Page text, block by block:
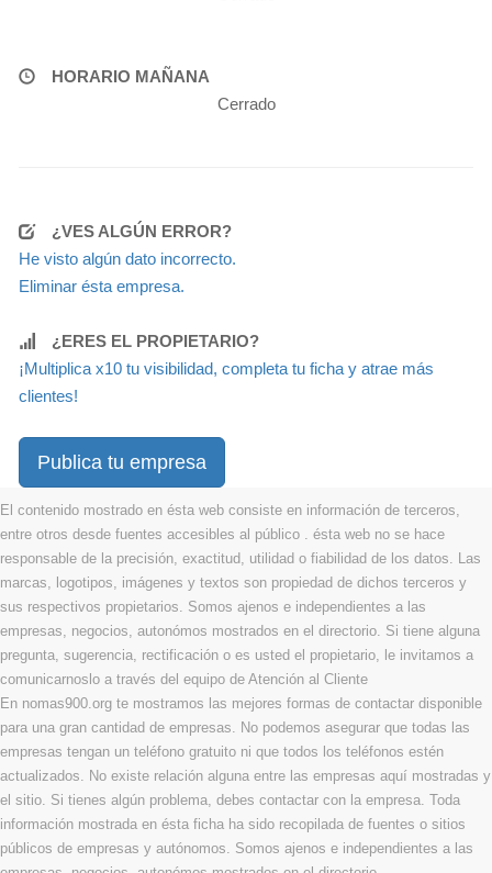
HORARIO MAÑANA
Cerrado
¿VES ALGÚN ERROR?
He visto algún dato incorrecto.
Eliminar ésta empresa.
¿ERES EL PROPIETARIO?
¡Multiplica x10 tu visibilidad, completa tu ficha y atrae más
clientes!
Publica tu empresa
El contenido mostrado en ésta web consiste en información de terceros,
entre otros desde fuentes accesibles al público . ésta web no se hace
responsable de la precisión, exactitud, utilidad o fiabilidad de los datos. Las
marcas, logotipos, imágenes y textos son propiedad de dichos terceros y
sus respectivos propietarios. Somos ajenos e independientes a las
empresas, negocios, autonómos mostrados en el directorio. Si tiene alguna
pregunta, sugerencia, rectificación o es usted el propietario, le invitamos a
comunicarnoslo a través del equipo de Atención al Cliente
En nomas900.org te mostramos las mejores formas de contactar disponible
para una gran cantidad de empresas. No podemos asegurar que todas las
empresas tengan un teléfono gratuito ni que todos los teléfonos estén
actualizados. No existe relación alguna entre las empresas aquí mostradas y
el sitio. Si tienes algún problema, debes contactar con la empresa. Toda
información mostrada en ésta ficha ha sido recopilada de fuentes o sitios
públicos de empresas y autónomos. Somos ajenos e independientes a las